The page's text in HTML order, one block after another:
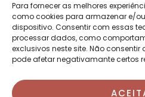
Para fornecer as melhores
como cookies para armazenar e/
dispositivo. Consentir com essas
processar dados, como
exclusivos neste site. Não
pode afetar negativamante certos